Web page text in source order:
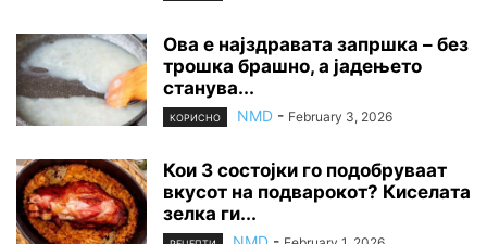
Ова е најздравата запршка – без
трошка брашно, а јадењето
станува...
КОРИСНО NMD - February 3, 2026
Кои 3 состојки го подобруваат
вкусот на подварокот? Киселата
зелка ги...